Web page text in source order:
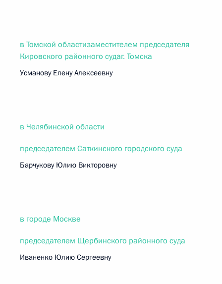
в Томской областизаместителем председателя
Кировского районного судаг. Томска
Усманову Елену Алексеевну
в Челябинской области
председателем Саткинского городского суда
Барчукову Юлию Викторовну
в городе Москве
председателем Щербинского районного суда
Иваненко Юлию Сергеевну